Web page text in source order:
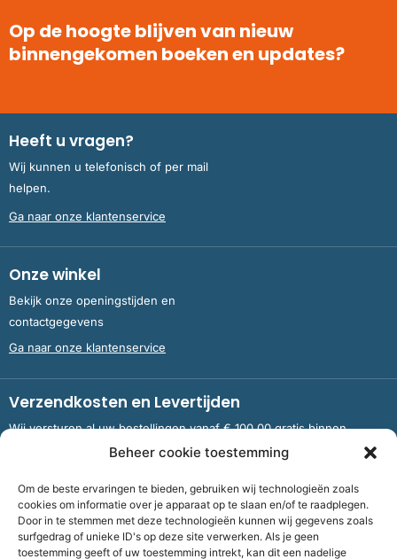
Beheer cookie toestemming
Om de beste ervaringen te bieden, gebruiken wij technologieën zoals
cookies om informatie over je apparaat op te slaan en/of te raadplegen.
Door in te stemmen met deze technologieën kunnen wij gegevens zoals
surfgedrag of unieke ID's op deze site verwerken. Als je geen
toestemming geeft of uw toestemming intrekt, kan dit een nadelige
Op de hoogte blijven van nieuw
binnengekomen boeken en updates?
Heeft u vragen?
Wij kunnen u telefonisch of per mail
helpen.
Ga naar onze klantenservice
Onze winkel
Bekijk onze openingstijden en
contactgegevens
Ga naar onze klantenservice
Verzendkosten en Levertijden
Wij versturen al uw bestellingen vanaf € 100,00 gratis binnen
Nederland en België.
Meer informatie over verzendkosten en levertijden